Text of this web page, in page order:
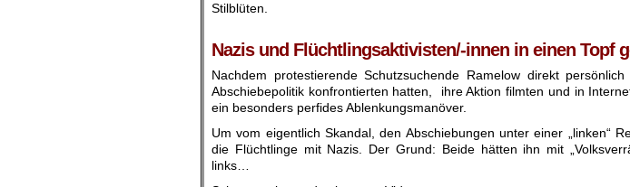
Stilblüten.
Nazis und Flüchtlingsaktivisten/-innen in einen Topf
Nachdem protestierende Schutzsuchende Ramelow direkt
Abschiebepolitik konfrontierten hatten, ihre Aktion filmten und in
ein besonders perfides Ablenkungsmanöver.
Um vom eigentlich Skandal, den Abschiebungen unter einer „linken“
die Flüchtlinge mit Nazis. Der Grund: Beide hätten ihn mit
links…